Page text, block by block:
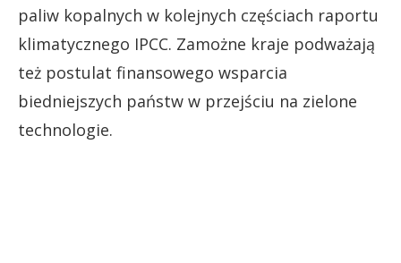
paliw kopalnych w kolejnych częściach raportu
klimatycznego IPCC. Zamożne kraje podważają
też postulat finansowego wsparcia
biedniejszych państw w przejściu na zielone
technologie.